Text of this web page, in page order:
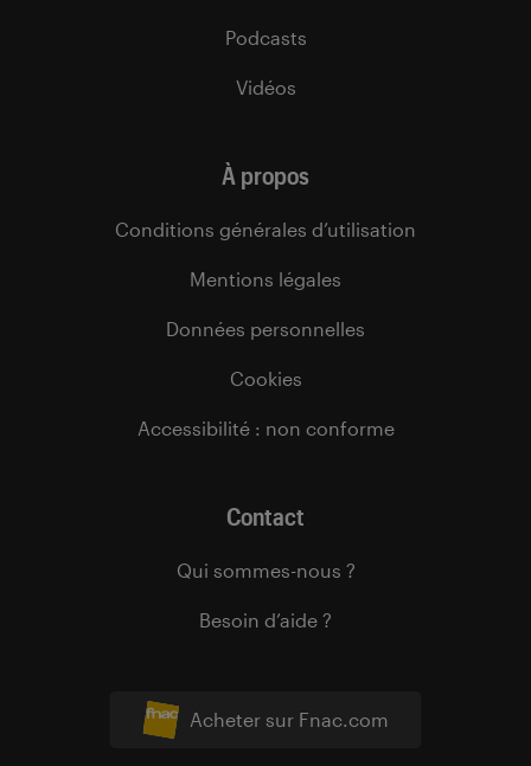
Acheter sur Fnac.com
Podcasts
Vidéos
À propos
Conditions générales d’utilisation
Mentions légales
Données personnelles
Cookies
Accessibilité : non conforme
Contact
Qui sommes-nous ?
Besoin d’aide ?